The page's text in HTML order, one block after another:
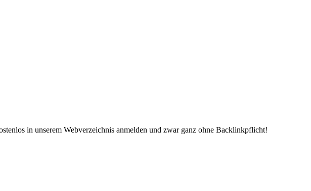
in unserem Webverzeichnis anmelden und zwar ganz ohne Backlinkpflicht!